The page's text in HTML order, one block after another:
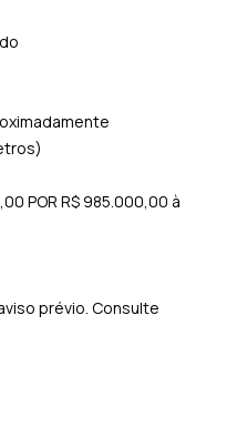
POR R$ 985.000,00 à
prévio. Consulte